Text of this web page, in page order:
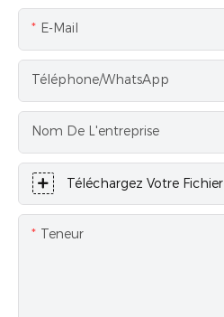
E-Mail
Téléphone/WhatsApp
Nom De L'entreprise
Téléchargez Votre
Teneur